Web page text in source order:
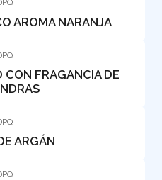
AROMA NARANJA
FRAGANCIA DE
ARGÁN